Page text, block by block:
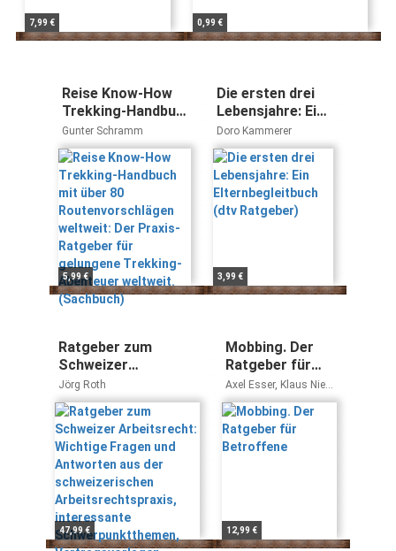
7,99 € 0,99 €
Reise Know-How
Trekking-Handbuch
mit über 80
Routenvorschlägen
weltweit: Der
Praxis-Ratgeber
für gelungene
Trekking-
Abenteuer
weltweit.
(Sachbuch)
Gunter Schramm
5,99 €
Die ersten drei
Lebensjahre: Ein
Elternbegleitbuch
(dtv Ratgeber)
Doro Kammerer
3,99 €
Ratgeber zum
Schweizer
Arbeitsrecht:
Wichtige Fragen und
Antworten aus der
schweizerischen
Arbeitsrechtspraxis,
interessante
Schwerpunktthemen,
Vertragsvorlagen,
Übersichtstafeln und
Fachglossar.
Jörg Roth
47,99 €
Mobbing. Der
Ratgeber für
Betroffene
Axel Esser, Klaus Niedl,
Martin Wolmerath
12,99 €